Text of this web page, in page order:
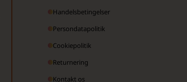
Handelsbetingelser
Persondatapolitik
Cookiepolitik
Returnering
Kontakt os